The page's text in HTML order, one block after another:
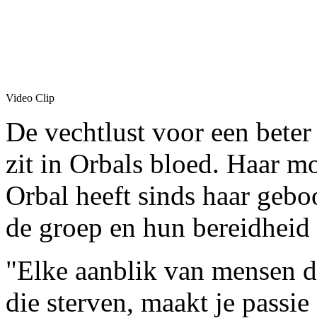
Video Clip
De vechtlust voor een
zit in Orbals bloed. Haar
Orbal heeft sinds haar
de groep en hun
"Elke aanblik van mensen
die sterven, maakt je